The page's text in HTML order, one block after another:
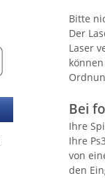
Bitte
Der
Laser
Bei
Ihre
Ihre
von
den